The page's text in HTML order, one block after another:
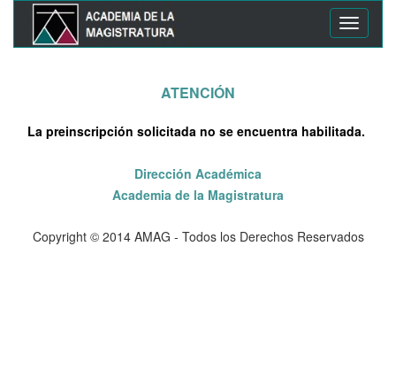
ATENCIÓN
La preinscripción solicitada no se encuentra habilitada.
Dirección Académica
Academia de la Magistratura
Copyright © 2014 AMAG - Todos los Derechos Reservados